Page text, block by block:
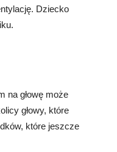
Dziecko
na głowę może
głowy, które
które jeszcze